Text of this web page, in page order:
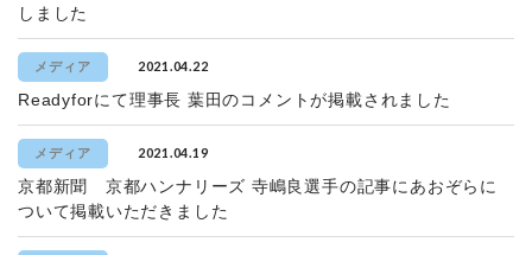
しました
メディア 2021.04.22
Readyforにて理事長 葉田のコメントが掲載されました
メディア 2021.04.19
京都新聞 京都ハンナリーズ 寺嶋良選手の記事にあおぞらに
ついて掲載いただきました